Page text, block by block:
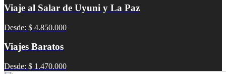
Viaje al Salar de Uyuni y La Paz
Desde: $ 4.850.000
Viajes Baratos
Desde: $ 1.470.000